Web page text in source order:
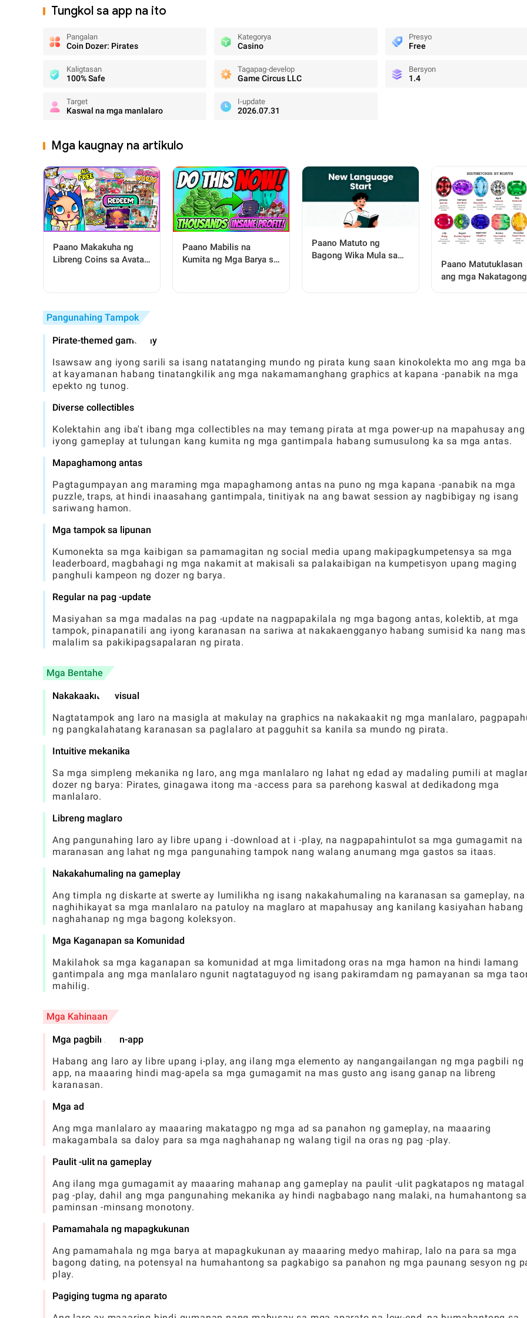
Tungkol sa app na ito
Pangalan
Coin Dozer: Pirates
Kategorya
Casino
Presyo
Free
Kaligtasan
100% Safe
Tagapag-develop
Game Circus LLC
Bersyon
1.4
Target
Kaswal na mga manlalaro
I-update
2026.07.31
Mga kaugnay na artikulo
Paano Makakuha ng
Libreng Coins sa Avatar
Paano Mabilis na
Kumita ng Mga Barya sa
Paano Matuto ng
Bagong Wika Mula sa
Paano Matutuklasan
ang mga Nakatagong
Pangunahing Tampok
Pirate-themed gameplay
Isawsaw ang iyong sarili sa isang natatanging mundo ng pirata kung saan kinokolekta mo ang mga
at kayamanan habang tinatangkilik ang mga nakamamanghang graphics at kapana -panabik na mga
epekto ng tunog.
Diverse collectibles
Kolektahin ang iba't ibang mga collectibles na may temang pirata at mga power-up na mapahusay ang
iyong gameplay at tulungan kang kumita ng mga gantimpala habang sumusulong ka sa mga antas.
Mapaghamong antas
Pagtagumpayan ang maraming mga mapaghamong antas na puno ng mga kapana -panabik na mga
puzzle, traps, at hindi inaasahang gantimpala, tinitiyak na ang bawat session ay nagbibigay ng isang
sariwang hamon.
Mga tampok sa lipunan
Kumonekta sa mga kaibigan sa pamamagitan ng social media upang makipagkumpetensya sa mga
leaderboard, magbahagi ng mga nakamit at makisali sa palakaibigan na kumpetisyon upang maging
panghuli kampeon ng dozer ng barya.
Regular na pag -update
Masiyahan sa mga madalas na pag -update na nagpapakilala ng mga bagong antas, kolektib, at mga
tampok, pinapanatili ang iyong karanasan na sariwa at nakakaengganyo habang sumisid ka nang mas
malalim sa pakikipagsapalaran ng pirata.
Mga Bentahe
Nakakaakit ng visual
Nagtatampok ang laro na masigla at makulay na graphics na nakakaakit ng mga manlalaro,
ng pangkalahatang karanasan sa paglalaro at pagguhit sa kanila sa mundo ng pirata.
Intuitive mekanika
Sa mga simpleng mekanika ng laro, ang mga manlalaro ng lahat ng edad ay madaling pumili at
dozer ng barya: Pirates, ginagawa itong ma -access para sa parehong kaswal at dedikadong mga
manlalaro.
Libreng maglaro
Ang pangunahing laro ay libre upang i -download at i -play, na nagpapahintulot sa mga gumagamit na
maranasan ang lahat ng mga pangunahing tampok nang walang anumang mga gastos sa itaas.
Nakakahumaling na gameplay
Ang timpla ng diskarte at swerte ay lumilikha ng isang nakakahumaling na karanasan sa gameplay, na
naghihikayat sa mga manlalaro na patuloy na maglaro at mapahusay ang kanilang kasiyahan habang
naghahanap ng mga bagong koleksyon.
Mga Kaganapan sa Komunidad
Makilahok sa mga kaganapan sa komunidad at mga limitadong oras na mga hamon na hindi lamang
gantimpala ang mga manlalaro ngunit nagtataguyod ng isang pakiramdam ng pamayanan sa mga
mahilig.
Mga Kahinaan
Mga pagbili ng in-app
Habang ang laro ay libre upang i-play, ang ilang mga elemento ay nangangailangan ng mga pagbili ng
app, na maaaring hindi mag-apela sa mga gumagamit na mas gusto ang isang ganap na libreng
karanasan.
Mga ad
Ang mga manlalaro ay maaaring makatagpo ng mga ad sa panahon ng gameplay, na maaaring
makagambala sa daloy para sa mga naghahanap ng walang tigil na oras ng pag -play.
Paulit -ulit na gameplay
Ang ilang mga gumagamit ay maaaring mahanap ang gameplay na paulit -ulit pagkatapos ng matagal
pag -play, dahil ang mga pangunahing mekanika ay hindi nagbabago nang malaki, na humahantong sa
paminsan -minsang monotony.
Pamamahala ng mapagkukunan
Ang pamamahala ng mga barya at mapagkukunan ay maaaring medyo mahirap, lalo na para sa mga
bagong dating, na potensyal na humahantong sa pagkabigo sa panahon ng mga paunang sesyon ng
play.
Pagiging tugma ng aparato